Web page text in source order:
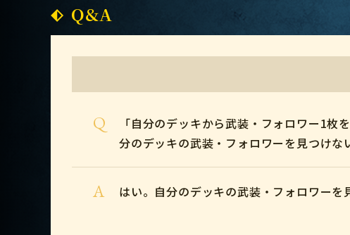
Q&A
Q
「自分のデッキから武装・フォロワー1
分のデッキの武装・フォロワーを見つけ
A はい。自分のデッキの武装・フォロワーを